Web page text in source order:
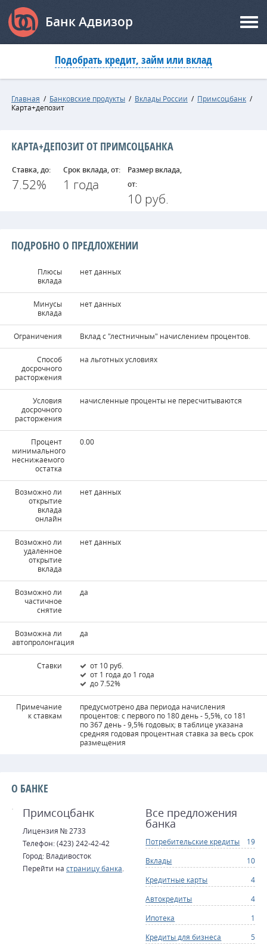
Банк Адвизор
Подобрать кредит, займ или вклад
Главная / Банковские продукты / Вклады России / Примсоцбанк /
Карта+депозит
КАРТА+ДЕПОЗИТ ОТ ПРИМСОЦБАНКА
Ставка, до:
7.52%
Срок вклада, от:
1 года
Размер вклада,
от:
10 руб.
ПОДРОБНО О ПРЕДЛОЖЕНИИ
Плюсы
вклада
нет данных
Минусы
вклада
нет данных
Ограничения Вклад с "лестничным" начислением процентов.
Способ
досрочного
расторжения
на льготных условиях
Условия
досрочного
расторжения
начисленные проценты не пересчитываются
Процент
минимального
неснижаемого
остатка
0.00
Возможно ли
открытие
вклада
онлайн
нет данных
Возможно ли
удаленное
открытие
вклада
нет данных
Возможно ли
частичное
снятие
да
Возможна ли
автопролонгация
да
Ставки
от 10 руб.
от 1 года до 1 года
до 7.52%
Примечание
к ставкам
предусмотрено два периода начисления
процентов: с первого по 180 день - 5,5%, со 181
по 367 день - 9,5% годовых; в таблице указана
средняя годовая процентная ставка за весь срок
размещения
О БАНКЕ
Примсоцбанк
Лицензия № 2733
Телефон: (423) 242-42-42
Город: Владивосток
Перейти на страницу банка
Все предложения
банка
Потребительские кредиты
19
Вклады
10
Кредитные карты
4
Автокредиты
4
Ипотека
1
Кредиты для бизнеса
5